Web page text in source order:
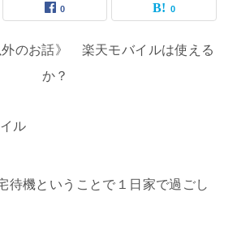
0 0
待機ということで１日家で過ごし